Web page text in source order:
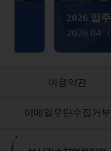
08
이용약관
이메일무단수집거부
부산기술창업투자원